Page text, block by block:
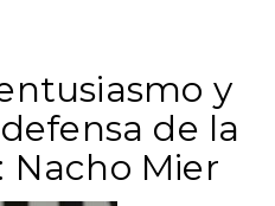
y
de la
Nacho Mier